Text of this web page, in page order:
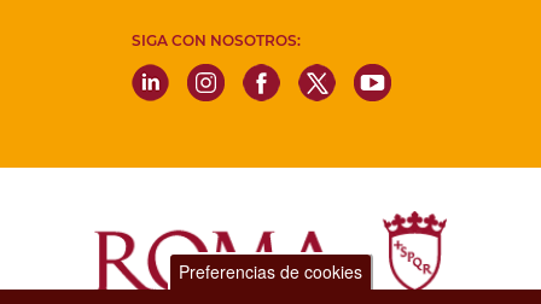
SIGA CON NOSOTROS:
Preferencias de cookies